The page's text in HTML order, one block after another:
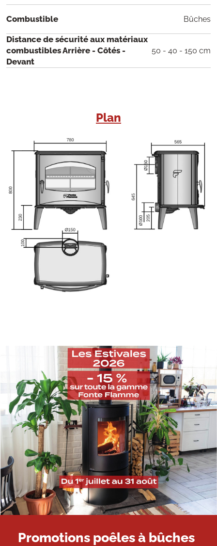
Combustible Bûches
Distance de sécurité aux matériaux
combustibles Arrière - Côtés -
Devant
50 - 40 - 150 cm
Plan
Promotions poêles à bûches